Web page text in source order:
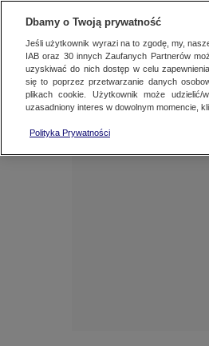
NAJNOWSZE
Dbamy o Twoją prywatność
Jeśli użytkownik wyrazi na to zgodę, my,
IAB oraz 30innych Zaufanych Partnerów
uzyskiwać do nich dostęp w celu
się to poprzez przetwarzanie danych
plikach cookie. Użytkownik może
uzasadniony interes w dowolnym momencie,
Polityka Prywatności